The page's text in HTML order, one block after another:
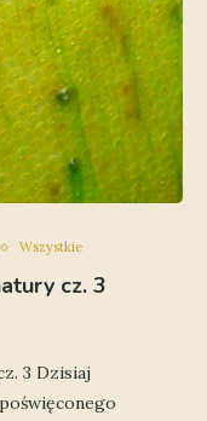
Wszystkie
cz. 3
3 Dzisiaj